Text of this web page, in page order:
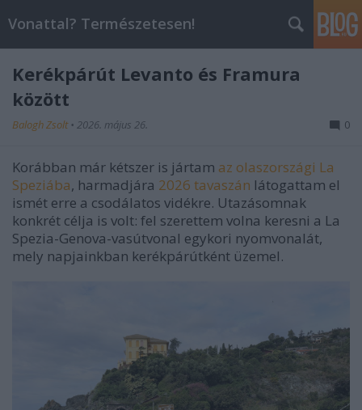
Vonattal? Természetesen!
Kerékpárút Levanto és Framura
között
Balogh Zsolt • 2026. május 26. 0
Korábban már kétszer is jártam az olaszországi La
Speziába, harmadjára 2026 tavaszán látogattam el
ismét erre a csodálatos vidékre. Utazásomnak
konkrét célja is volt: fel szerettem volna keresni a La
Spezia-Genova-vasútvonal egykori nyomvonalát,
mely napjainkban kerékpárútként üzemel.